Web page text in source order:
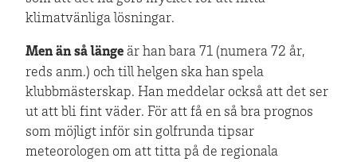
klimatvänliga lösningar.
Men än så länge är han bara 71 (numera 72 år,
reds anm.) och till helgen ska han spela
klubbmästerskap. Han meddelar också att det ser
ut att bli fint väder. För att få en så bra prognos
som möjligt inför sin golfrunda tipsar
meteorologen om att titta på de regionala